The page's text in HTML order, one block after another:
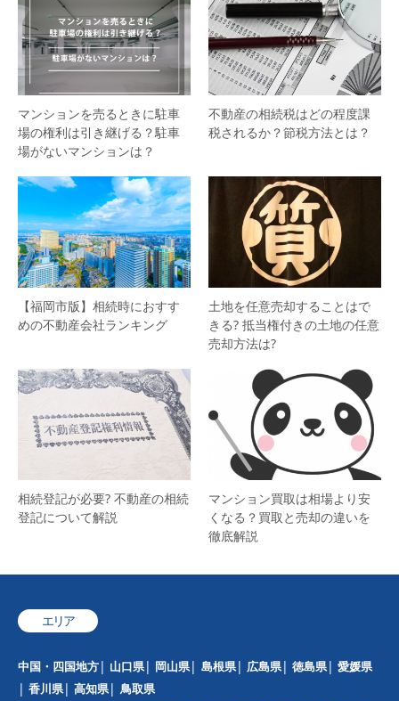
マンションを売るときに駐車
場の権利は引き継げる？駐車
場がないマンションは？
不動産の相続税はどの程度課
税されるか？節税方法とは？
【福岡市版】相続時におすす
めの不動産会社ランキング
土地を任意売却することはで
きる? 抵当権付きの土地の任意
売却方法は?
相続登記が必要? 不動産の相続
登記について解説
マンション買取は相場より安
くなる？買取と売却の違いを
徹底解説
エリア
中国・四国地方 山口県 岡山県 島根県 広島県 徳島県
愛媛県
香川県
高知県
鳥取県